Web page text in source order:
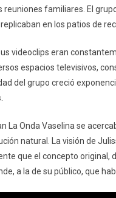
familiares. El
en los patios de
videoclips eran
espacios televisivos,
del grupo creció
Onda Vaselina se
natural. La visión de
que el concepto original,
a la de su público, que